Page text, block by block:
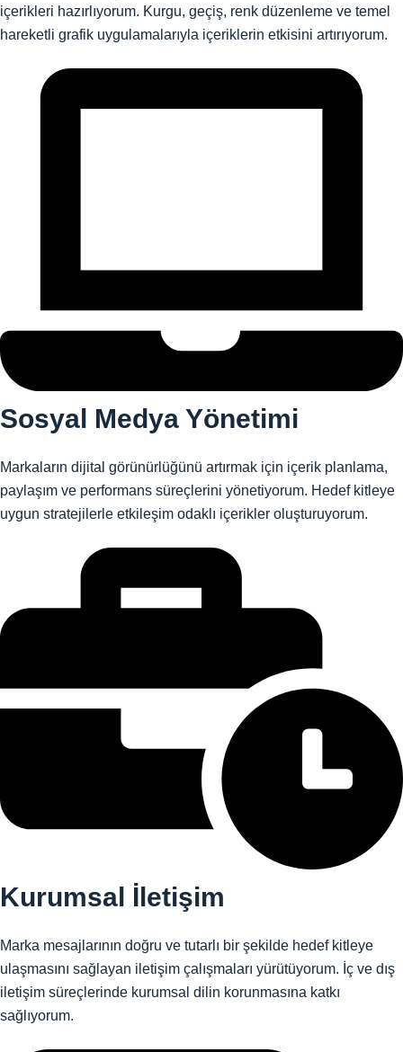
içerikleri hazırlıyorum. Kurgu, geçiş, renk düzenleme ve temel
hareketli grafik uygulamalarıyla içeriklerin etkisini artırıyorum.
Sosyal Medya Yönetimi
Markaların dijital görünürlüğünü artırmak için içerik planlama,
paylaşım ve performans süreçlerini yönetiyorum. Hedef kitleye
uygun stratejilerle etkileşim odaklı içerikler oluşturuyorum.
Kurumsal İletişim
Marka mesajlarının doğru ve tutarlı bir şekilde hedef kitleye
ulaşmasını sağlayan iletişim çalışmaları yürütüyorum. İç ve dış
iletişim süreçlerinde kurumsal dilin korunmasına katkı
sağlıyorum.